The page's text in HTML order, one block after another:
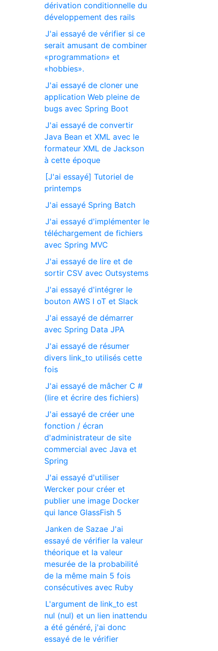
dérivation conditionnelle du
développement des rails
J'ai essayé de vérifier si ce
serait amusant de combiner
«programmation» et
«hobbies».
J'ai essayé de cloner une
application Web pleine de
bugs avec Spring Boot
J'ai essayé de convertir
Java Bean et XML avec le
formateur XML de Jackson
à cette époque
[J'ai essayé] Tutoriel de
printemps
J'ai essayé Spring Batch
J'ai essayé d'implémenter le
téléchargement de fichiers
avec Spring MVC
J'ai essayé de lire et de
sortir CSV avec Outsystems
J'ai essayé d'intégrer le
bouton AWS I oT et Slack
J'ai essayé de démarrer
avec Spring Data JPA
J'ai essayé de résumer
divers link_to utilisés cette
fois
J'ai essayé de mâcher C #
(lire et écrire des fichiers)
J'ai essayé de créer une
fonction / écran
d'administrateur de site
commercial avec Java et
Spring
J'ai essayé d'utiliser
Wercker pour créer et
publier une image Docker
qui lance GlassFish 5
Janken de Sazae J'ai
essayé de vérifier la valeur
théorique et la valeur
mesurée de la probabilité
de la même main 5 fois
consécutives avec Ruby
L'argument de link_to est
nul (nul) et un lien inattendu
a été généré, j'ai donc
essayé de le vérifier